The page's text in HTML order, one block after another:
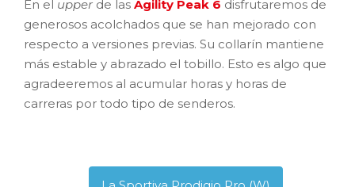
En el upper de las Agility Peak 6 disfrutaremos de
generosos acolchados que se han mejorado con
respecto a versiones previas. Su collarín mantiene
más estable y abrazado el tobillo. Esto es algo que
agradeeremos al acumular horas y horas de
carreras por todo tipo de senderos.